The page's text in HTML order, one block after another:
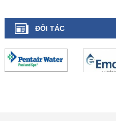
ĐỐI TÁC